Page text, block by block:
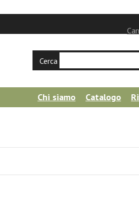
Cerca
Chi siamo Catalogo